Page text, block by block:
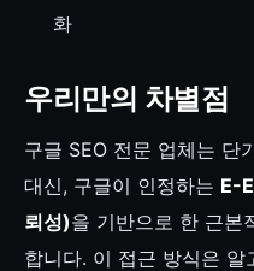
화
우리만의 차별점
구글 SEO 전문 업체는 단
대신, 구글이 인정하는 E-
뢰성)을 기반으로 한 근본
합니다. 이 접근 방식은 알